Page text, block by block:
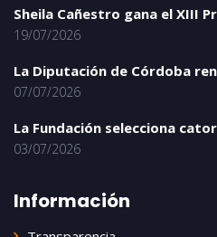
Sheila Cañestro gana el XIII
19/07/2026
La Diputación de Córdoba
07/07/2026
La Fundación selecciona
03/07/2026
Información